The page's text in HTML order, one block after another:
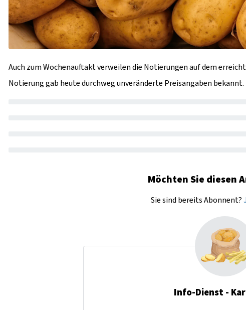
Auch zum Wochenauftakt verweilen die Notierungen auf dem
Notierung gab heute durchweg unveränderte Preisangaben bekannt.
Möchten Sie diesen
Sie sind bereits Abonnent?
Info-Dienst -